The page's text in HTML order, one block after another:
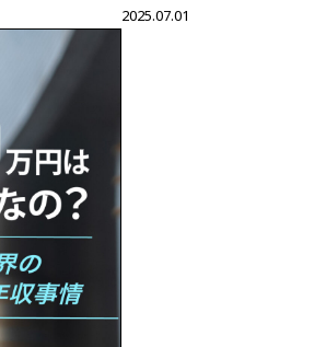
2025.07.01